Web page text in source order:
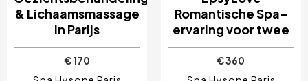
& Lichaamsmassage
in Parijs
€ 170
Romantische Spa-
ervaring voor twee
€ 360